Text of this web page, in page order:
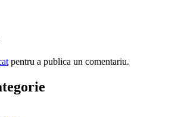
pentru a publica un comentariu.